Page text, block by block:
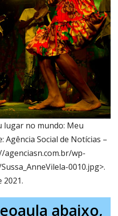
lugar no mundo: Meu
Agência Social de Notícias –
agenciasn.com.br/wp-
0010.jpg>.
2021.
abaixo,